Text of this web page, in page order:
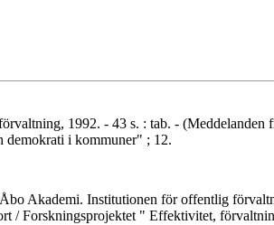
1992. - 43 s. : tab. - (Meddelanden
i kommuner" ; 12.
Akademi. Institutionen för offentlig
/ Forskningsprojektet " Effektivitet,